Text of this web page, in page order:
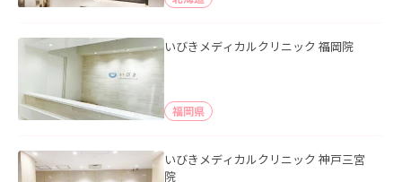
いびきメディカルクリニック 福岡院
福岡県
いびきメディカルクリニック 神戸三宮
院